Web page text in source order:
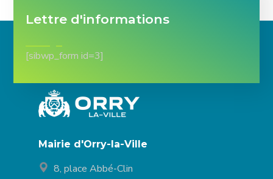
Lettre d'informations
[sibwp_form id=3]
Mairie d'Orry-la-Ville
8, place Abbé-Clin